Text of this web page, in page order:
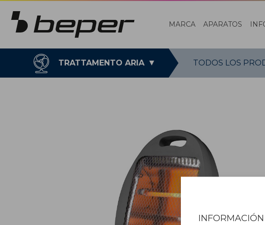
MARCA APARATOS
TRATTAMENTO ARIA TODOS LOS